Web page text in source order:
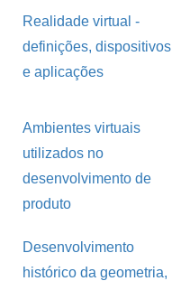
Realidade virtual -
definições, dispositivos
e aplicações
Ambientes virtuais
utilizados no
desenvolvimento de
produto
Desenvolvimento
histórico da geometria,